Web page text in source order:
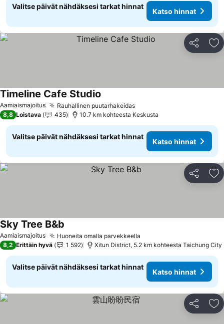
Valitse päivät nähdäksesi tarkat hinnat
Katso hinnat
Jaa
Aamiaismajoitus Rauhallinen puutarhakeidasKatso hinnat
Timeline Cafe Studio
8,8 Loistava 435 10.7 km kohteesta Keskusta
Valitse päivät nähdäksesi tarkat hinnat
Katso hinnat
Jaa
Aamiaismajoitus Huoneita omalla parvekkeella
Sky Tree B&b
8,2 Erittäin hyvä 1 592 Xitun District, 5.2 km kohteesta Taichung City
Valitse päivät nähdäksesi tarkat hinnat
Katso hinnat
Jaa